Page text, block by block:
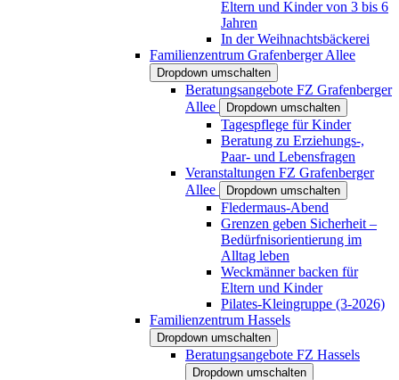
Eltern und Kinder von 3 bis 6
Jahren
In der Weihnachtsbäckerei
Familienzentrum Grafenberger Allee
Dropdown umschalten
Beratungsangebote FZ Grafenberger
Allee
Dropdown umschalten
Tagespflege für Kinder
Beratung zu Erziehungs-,
Paar- und Lebensfragen
Veranstaltungen FZ Grafenberger
Allee
Dropdown umschalten
Fledermaus-Abend
Grenzen geben Sicherheit –
Bedürfnisorientierung im
Alltag leben
Weckmänner backen für
Eltern und Kinder
Pilates-Kleingruppe (3-2026)
Familienzentrum Hassels
Dropdown umschalten
Beratungsangebote FZ Hassels
Dropdown umschalten